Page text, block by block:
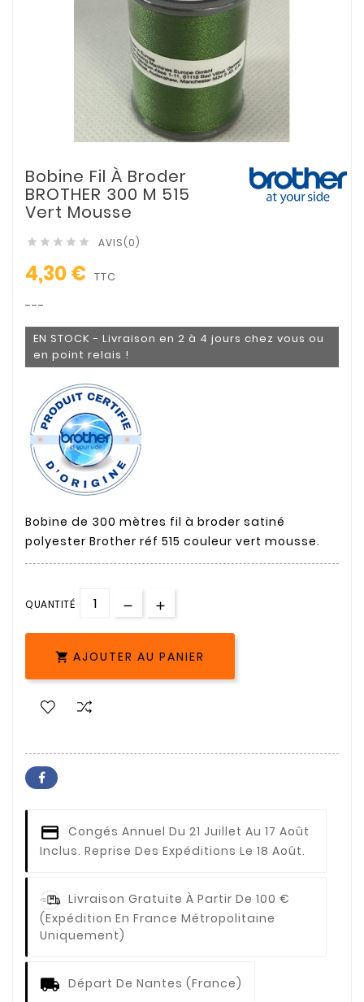
Bobine Fil À Broder
BROTHER 300 M 515
Vert Mousse
     AVIS(0)
4,30 € TTC
---
EN STOCK - Livraison en 2 à 4 jours chez vous ou
en point relais !
Bobine de 300 mètres fil à broder satiné
polyester Brother réf 515 couleur vert mousse.
QUANTITÉ
 AJOUTER AU PANIER
Congés Annuel Du 21 Juillet Au 17 Août
Inclus. Reprise Des Expéditions Le 18 Août.
Livraison Gratuite À Partir De 100 €
(expédition En France Métropolitaine
Uniquement)
Départ De Nantes (France)